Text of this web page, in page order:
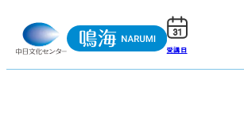
受講日